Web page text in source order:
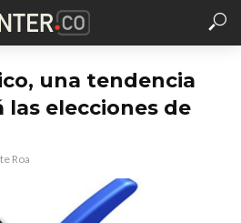
una tendencia
las elecciones de
Roa